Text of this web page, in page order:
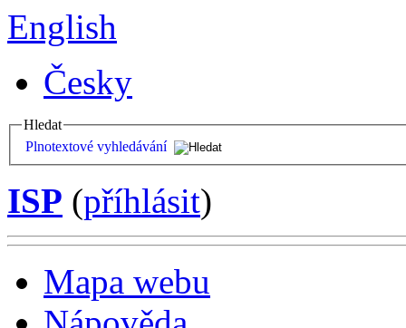
English
Česky
Hledat
Plnotextové vyhledávání
ISP (příhlásit)
Mapa webu